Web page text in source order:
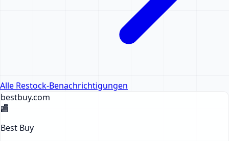
Alle Restock-Benachrichtigungen
bestbuy.com
🏬
Best Buy